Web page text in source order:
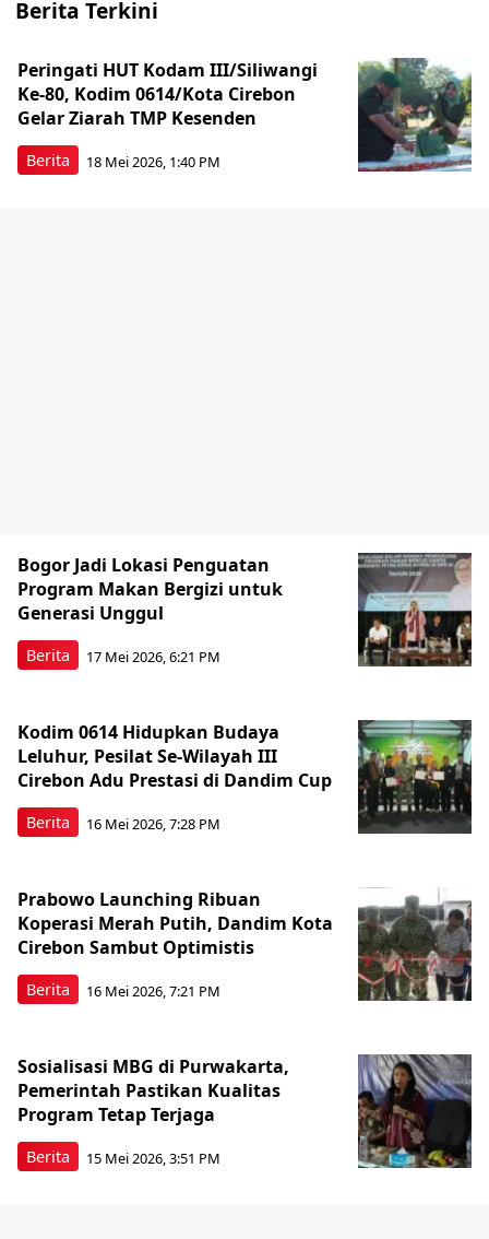
Berita Terkini
Berita
Peringati HUT Kodam III/Siliwangi
Ke-80, Kodim 0614/Kota Cirebon
Gelar Ziarah TMP Kesenden
18 Mei 2026, 1:40 PM
Berita
Bogor Jadi Lokasi Penguatan
Program Makan Bergizi untuk
Generasi Unggul
17 Mei 2026, 6:21 PM
Berita
Kodim 0614 Hidupkan Budaya
Leluhur, Pesilat Se-Wilayah III
Cirebon Adu Prestasi di Dandim Cup
16 Mei 2026, 7:28 PM
Berita
Prabowo Launching Ribuan
Koperasi Merah Putih, Dandim Kota
Cirebon Sambut Optimistis
16 Mei 2026, 7:21 PM
Berita
Sosialisasi MBG di Purwakarta,
Pemerintah Pastikan Kualitas
Program Tetap Terjaga
15 Mei 2026, 3:51 PM